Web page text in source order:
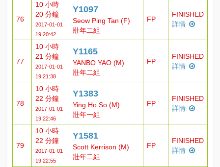
76
10 小時
20 分鐘
2017-01-01
19:20:42
Y1097
Seow Ping Tan (F)
壯年二組
FP
FINISHED
詳情
77
10 小時
21 分鐘
2017-01-01
19:21:38
Y1165
YANBO YAO (M)
壯年二組
FP
FINISHED
詳情
78
10 小時
22 分鐘
2017-01-01
19:22:46
Y1383
Ying Ho So (M)
壯年一組
FP
FINISHED
詳情
79
10 小時
22 分鐘
2017-01-01
19:22:55
Y1581
Scott Kerrison (M)
壯年二組
FP
FINISHED
詳情